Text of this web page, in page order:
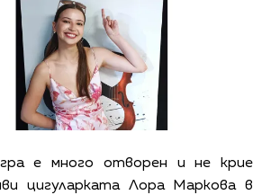
е много отворен и не крие
цигуларката Лора Маркова в